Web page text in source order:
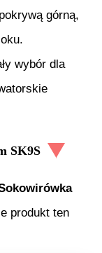
górną,
wybór dla
SK9S
produkt ten